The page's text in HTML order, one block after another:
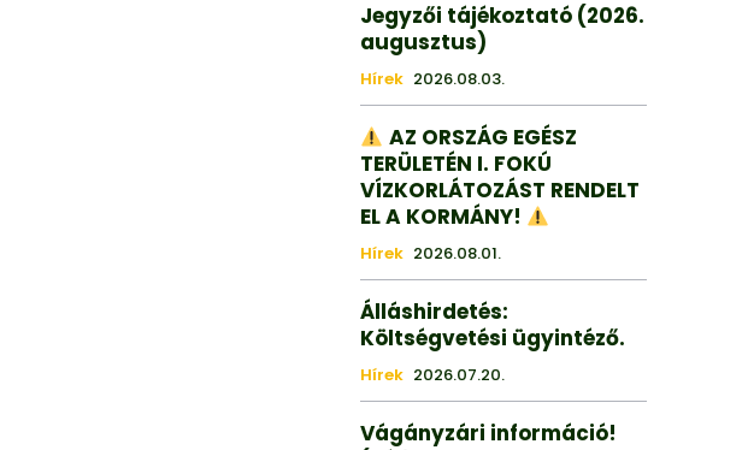
Jegyzői tájékoztató (2026.
augusztus)
Hírek 2026.08.03.
AZ ORSZÁG EGÉSZ
TERÜLETÉN I. FOKÚ
VÍZKORLÁTOZÁST RENDELT
EL A KORMÁNY!
Hírek 2026.08.01.
Álláshirdetés:
Költségvetési ügyintéző.
Hírek 2026.07.20.
Vágányzári információ!